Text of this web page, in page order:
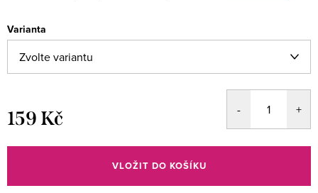
Varianta
159 Kč
cena:
VLOŽIT DO KOŠÍKU